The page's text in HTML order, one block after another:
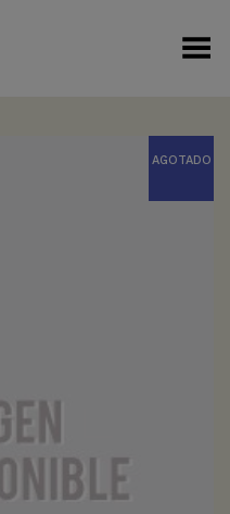
Menú Alterno
AGOTADO